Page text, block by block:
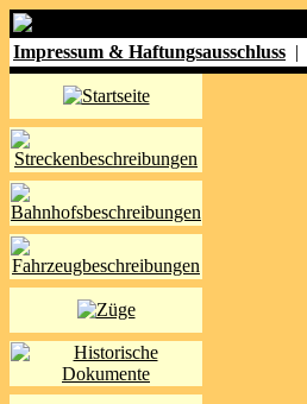
Impressum & Haftungsausschluss |